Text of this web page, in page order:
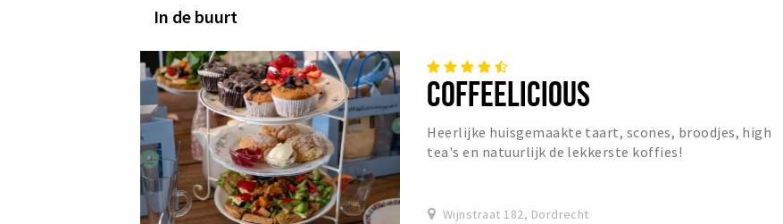
In de buurt
COFFEELICIOUS
Heerlijke huisgemaakte taart, scones, broodjes, high
tea's en natuurlijk de lekkerste koffies!
Wijnstraat 182, Dordrecht